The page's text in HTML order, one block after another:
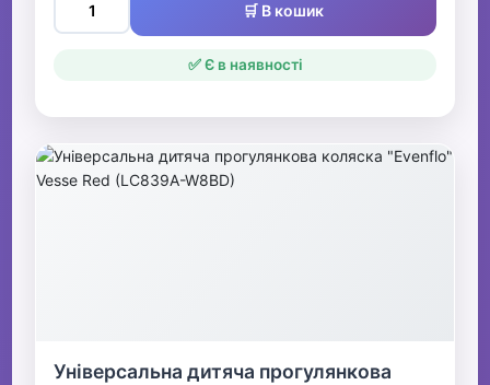
🛒 В кошик
✅ Є в наявності
Універсальна дитяча прогулянкова